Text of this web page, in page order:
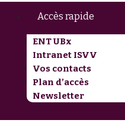
Accès rapide
ENT UBx
Intranet ISVV
Vos contacts
Plan d’accès
Newsletter